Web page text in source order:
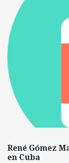
René Gómez
en Cuba